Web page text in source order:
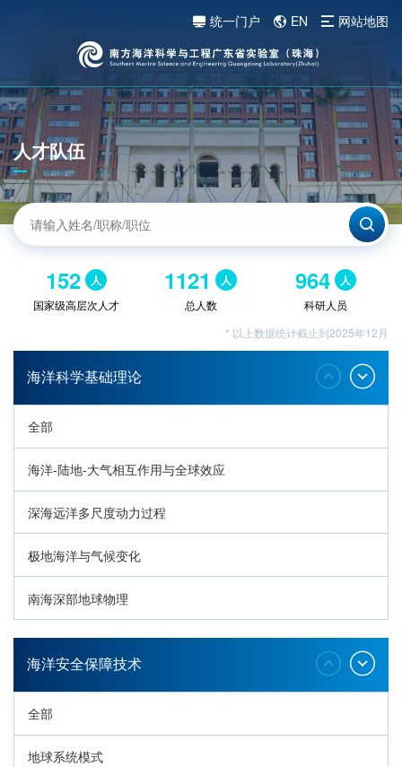
统一门户 EN 网站地图
人才队伍
152 人
国家级高层次人才
1121 人
总人数
964 人
科研人员
* 以上数据统计截止到2025年12月
海洋科学基础理论
全部
海洋-陆地-大气相互作用与全球效应
深海远洋多尺度动力过程
极地海洋与气候变化
南海深部地球物理
深海生命与生态过程
海洋安全保障技术
全部
地球系统模式